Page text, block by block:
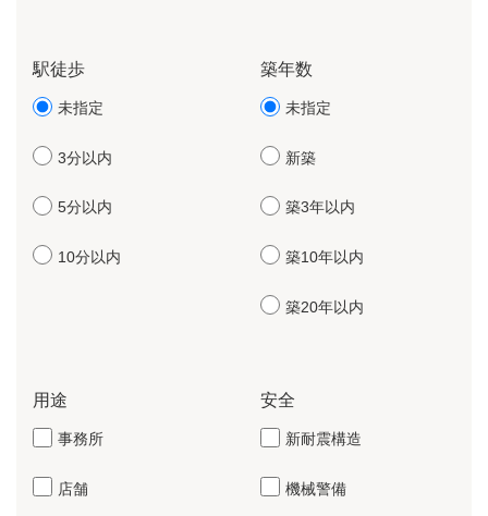
駅徒歩
未指定
3分以内
5分以内
10分以内
築年数
未指定
新築
築3年以内
築10年以内
築20年以内
用途
事務所
店舗
安全
新耐震構造
機械警備